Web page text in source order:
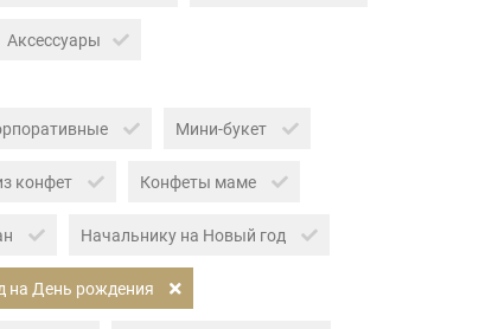
Аксессуары
Мини-букет
конфет Конфеты маме
Начальнику на Новый год
на День рождения